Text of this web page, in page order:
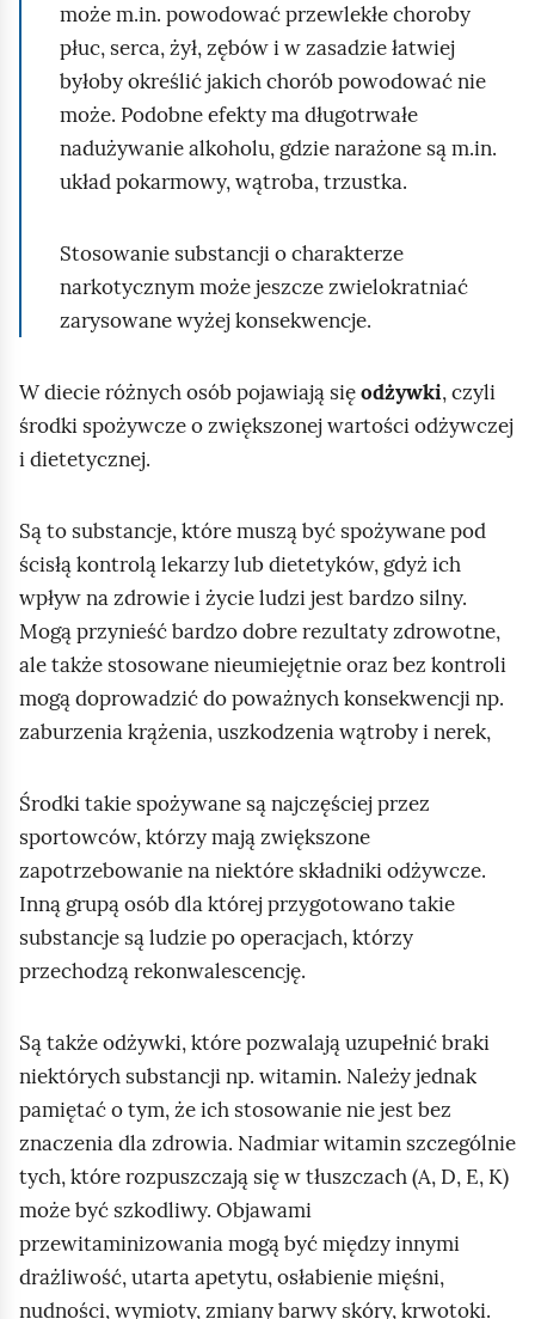
może m.in. powodować przewlekłe choroby
płuc, serca, żył, zębów i w zasadzie łatwiej
byłoby określić jakich chorób powodować nie
może. Podobne efekty ma długotrwałe
nadużywanie alkoholu, gdzie narażone są m.in.
układ pokarmowy, wątroba, trzustka.
Stosowanie substancji o charakterze
narkotycznym może jeszcze zwielokratniać
zarysowane wyżej konsekwencje.
W diecie różnych osób pojawiają sięodżywki, czyli
środki spożywcze o zwiększonej wartości odżywczej
i dietetycznej.
Są to substancje, które muszą być spożywane pod
ścisłą kontrolą lekarzy lub dietetyków, gdyż ich
wpływ na zdrowie i życie ludzi jest bardzo silny.
Mogą przynieść bardzo dobre rezultaty zdrowotne,
ale także stosowane nieumiejętnie oraz bez kontroli
mogą doprowadzić do poważnych konsekwencji np.
zaburzenia krążenia, uszkodzenia wątroby i nerek,
Środki takie spożywane są najczęściej przez
sportowców, którzy mają zwiększone
zapotrzebowanie na niektóre składniki odżywcze.
Inną grupą osób dla której przygotowano takie
substancje są ludzie po operacjach, którzy
przechodzą rekonwalescencję.
Są także odżywki, które pozwalają uzupełnić braki
niektórych substancji np. witamin. Należy jednak
pamiętać o tym, że ich stosowanie nie jest bez
znaczenia dla zdrowia. Nadmiar witamin szczególnie
tych, które rozpuszczają się w tłuszczach (A, D, E, K)
może być szkodliwy. Objawami
przewitaminizowania mogą być między innymi
drażliwość, utarta apetytu, osłabienie mięśni,
nudności, wymioty, zmiany barwy skóry, krwotoki.